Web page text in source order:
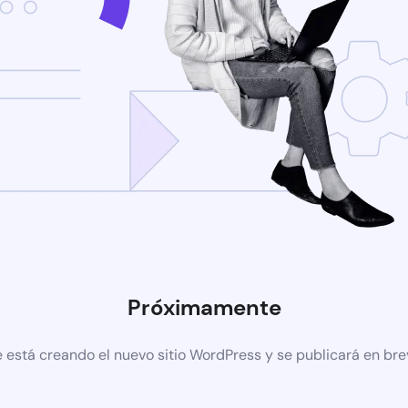
Próximamente
está creando el nuevo sitio WordPress y se publicará en